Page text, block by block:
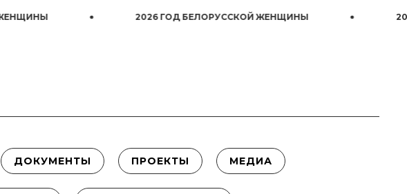
2026 ГОД БЕЛОРУССКОЙ ЖЕНЩИНЫ 2026 ГОД
ДОКУМЕНТЫ ПРОЕКТЫ МЕДИА